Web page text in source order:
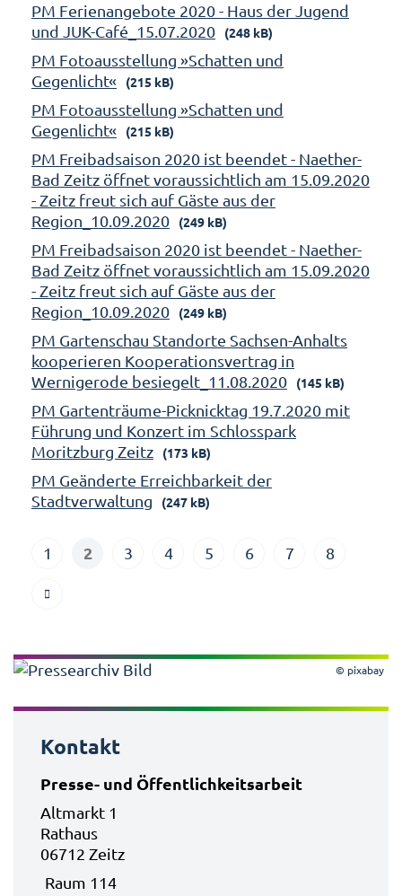
PM Ferienangebote 2020 - Haus der Jugend
und JUK-Café_15.07.2020
(248 kB)
PM Fotoausstellung »Schatten und
Gegenlicht«
(215 kB)
PM Fotoausstellung »Schatten und
Gegenlicht«
(215 kB)
PM Freibadsaison 2020 ist beendet - Naether-
Bad Zeitz öffnet voraussichtlich am 15.09.2020
- Zeitz freut sich auf Gäste aus der
Region_10.09.2020
(249 kB)
PM Freibadsaison 2020 ist beendet - Naether-
Bad Zeitz öffnet voraussichtlich am 15.09.2020
- Zeitz freut sich auf Gäste aus der
Region_10.09.2020
(249 kB)
PM Gartenschau Standorte Sachsen-Anhalts
kooperieren Kooperationsvertrag in
Wernigerode besiegelt_11.08.2020
(145 kB)
PM Gartenträume-Picknicktag 19.7.2020 mit
Führung und Konzert im Schlosspark
Moritzburg Zeitz
(173 kB)
PM Geänderte Erreichbarkeit der
Stadtverwaltung
(247 kB)
1 2 3 4 5 6 7 8
© pixabay
Kontakt
Presse- und Öffentlichkeitsarbeit
Altmarkt 1
Rathaus
06712 Zeitz
Raum 114